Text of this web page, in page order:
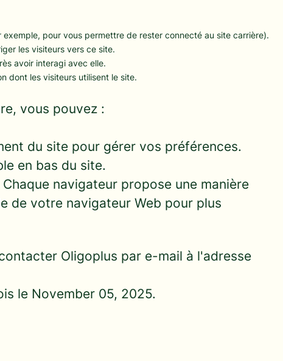
pour vous permettre de rester connecté au site carrière).
les visiteurs vers ce site.
avoir interagi avec elle.
dont les visiteurs utilisent le site.
vous pouvez :
du site pour gérer vos préférences.
en bas du site.
navigateur propose une manière
de votre navigateur Web pour plus
Oligoplus par e-mail à l'adresse
le November 05, 2025.